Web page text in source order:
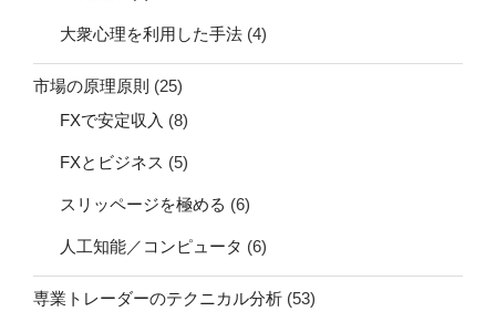
市場の原理原則(25)
FXで安定収入(8)
FXとビジネス (5)
スリッページを極める
人工知能／コンピュータ(6)
専業トレーダーのテクニカル分析
値動きを予想する